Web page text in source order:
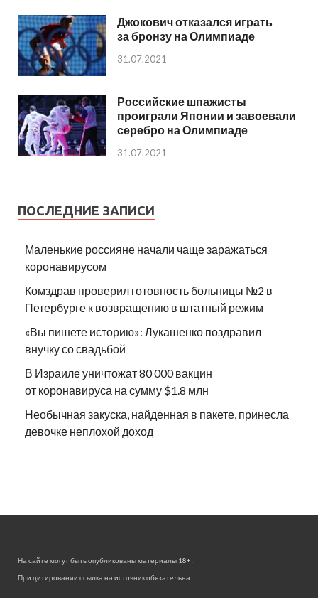
Джокович отказался играть
за бронзу на Олимпиаде
31.07.2021
Российские шпажисты
проиграли Японии и завоевали
серебро на Олимпиаде
31.07.2021
ПОСЛЕДНИЕ ЗАПИСИ
Маленькие россияне начали чаще заражаться
коронавирусом
Комздрав проверил готовность больницы №2 в
Петербурге к возвращению в штатный режим
«Вы пишете историю»: Лукашенко поздравил
внучку со свадьбой
В Израиле уничтожат 80 000 вакцин
от коронавируса на сумму $1.8 млн
Необычная закуска, найденная в пакете, принесла
девочке неплохой доход
На сайте могут быть опубликованы материалы 18+!
При цитировании ссылка на источник обязательна.